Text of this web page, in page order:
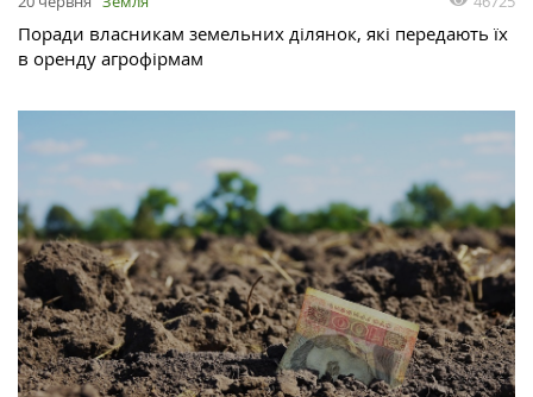
Поради власникам земельних ділянок, які передають їх
в оренду агрофірмам